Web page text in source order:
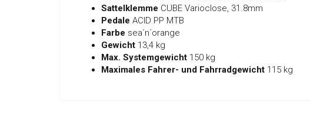
Sattelklemme CUBE Varioclose, 31.8mm
Pedale ACID PP MTB
Farbe sea´n´orange
Gewicht 13,4 kg
Max. Systemgewicht 150 kg
Maximales Fahrer- und Fahrradgewicht 115 kg